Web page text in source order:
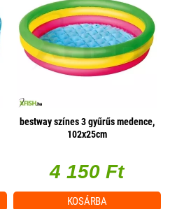
bestway színes 3 gyűrűs medence,
102x25cm
4 150 Ft
KOSÁRBA